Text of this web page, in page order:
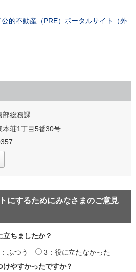
的不動産（PRE）ポータルサイト（外
部総務課
本荘1丁目5番30号
にするためにみなさまのご意見
立ちましたか？
ふつう
3：役に立たなかった
けやすかったですか？